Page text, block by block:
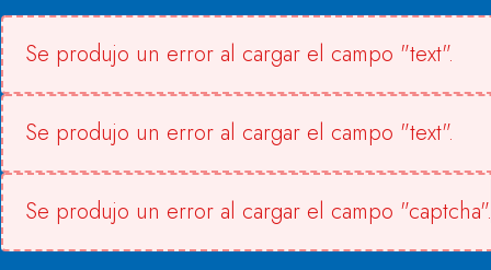
Se produjo un error al cargar el campo "text".
Se produjo un error al cargar el campo "text".
Se produjo un error al cargar el campo "captcha".